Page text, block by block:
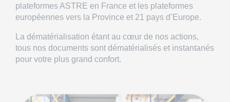
plateformes ASTRE en France et les plateformes
européennes vers la Province et 21 pays d’Europe.
La dématérialisation étant au cœur de nos actions,
tous nos documents sont dématérialisés et instantanés
pour votre plus grand confort.